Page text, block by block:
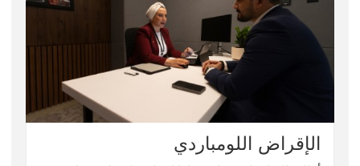
الإقراض اللومباردي